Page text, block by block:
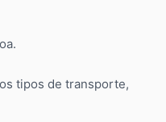
tipos de transporte,